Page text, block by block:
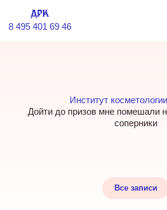
8 495 401 69 46
Институт косметологии
Дойти до призов мне помешали
соперники
Все записи